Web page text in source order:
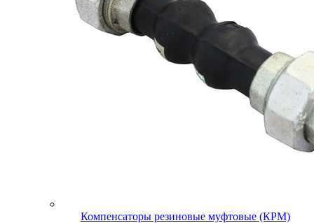
Компенсаторы резиновые муфтовые (КРМ)